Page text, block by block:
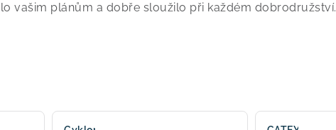
vašim plánům a dobře sloužilo při každém dobrodružství.